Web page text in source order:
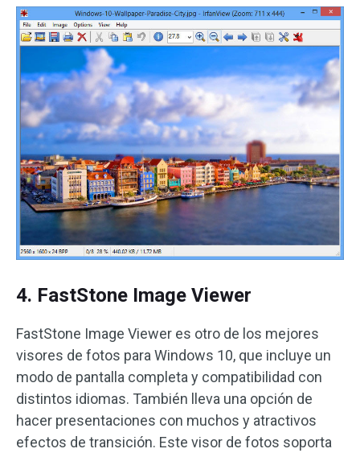
4. FastStone Image Viewer
FastStone Image Viewer es otro de los mejores
visores de fotos para Windows 10, que incluye un
modo de pantalla completa y compatibilidad con
distintos idiomas. También lleva una opción de
hacer presentaciones con muchos y atractivos
efectos de transición. Este visor de fotos soporta